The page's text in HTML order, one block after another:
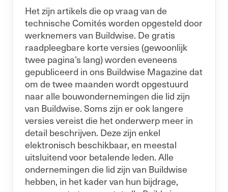
Het zijn artikels die op vraag van de
technische Comités worden opgesteld door
werknemers van Buildwise. De gratis
raadpleegbare korte versies (gewoonlijk
twee pagina’s lang) worden eveneens
gepubliceerd in ons Buildwise Magazine dat
om de twee maanden wordt opgestuurd
naar alle bouwondernemingen die lid zijn
van Buildwise. Soms zijn er ook langere
versies vereist die het onderwerp meer in
detail beschrijven. Deze zijn enkel
elektronisch beschikbaar, en meestal
uitsluitend voor betalende leden. Alle
ondernemingen die lid zijn van Buildwise
hebben, in het kader van hun bijdrage,